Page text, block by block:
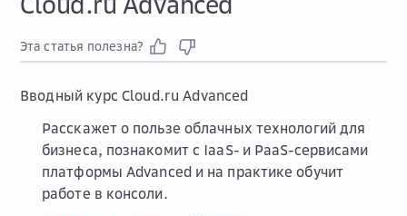
Эта статья полезна?
Вводный курс Cloud.ru Advanced
Расскажет о пользе облачных технологий для
бизнеса, познакомит с IaaS- и PaaS-сервисами
платформы Advanced и на практике обучит
работе в консоли.